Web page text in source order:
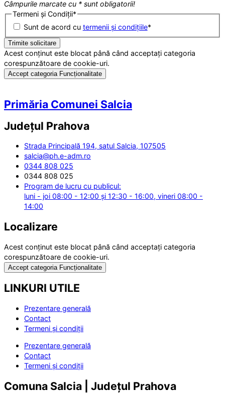
Câmpurile marcate cu * sunt obligatorii!
Termeni și Condiții*
Sunt de acord cu termenii și condițiile*
Acest conținut este blocat până când acceptați categoria
corespunzătoare de cookie-uri.
Accept categoria Funcționalitate
Primăria Comunei Salcia
Județul Prahova
Strada Principală 194, satul Salcia, 107505
salcia@ph.e-adm.ro
0344 808 025
0344 808 025
Program de lucru cu publicul:
luni - joi 08:00 - 12:00 și 12:30 - 16:00, vineri 08:00 -
14:00
Localizare
Acest conținut este blocat până când acceptați categoria
corespunzătoare de cookie-uri.
Accept categoria Funcționalitate
LINKURI UTILE
Prezentare generală
Contact
Termeni și condiții
Prezentare generală
Contact
Termeni și condiții
Comuna Salcia | Județul Prahova